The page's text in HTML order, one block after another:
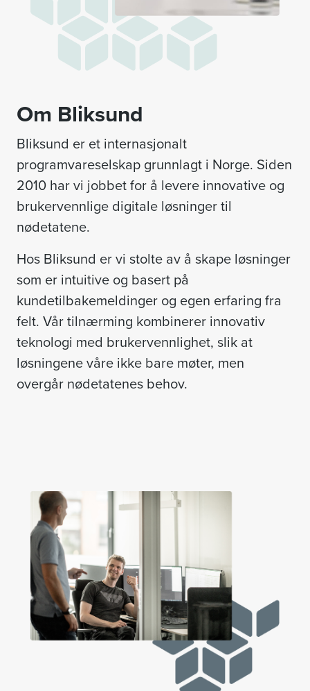
Om Bliksund
Bliksund er et internasjonalt
programvareselskap grunnlagt i Norge. Siden
2010 har vi jobbet for å levere innovative og
brukervennlige digitale løsninger til
nødetatene.
Hos Bliksund er vi stolte av å skape løsninger
som er intuitive og basert på
kundetilbakemeldinger og egen erfaring fra
felt. Vår tilnærming kombinerer innovativ
teknologi med brukervennlighet, slik at
løsningene våre ikke bare møter, men
overgår nødetatenes behov.